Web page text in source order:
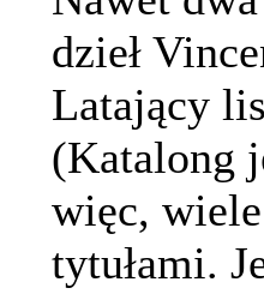
dzieł
Latający
(Katalong
więc,
tytułami.